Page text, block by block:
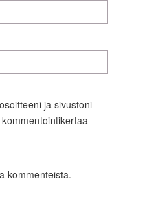
ja sivustoni
kommenteista.